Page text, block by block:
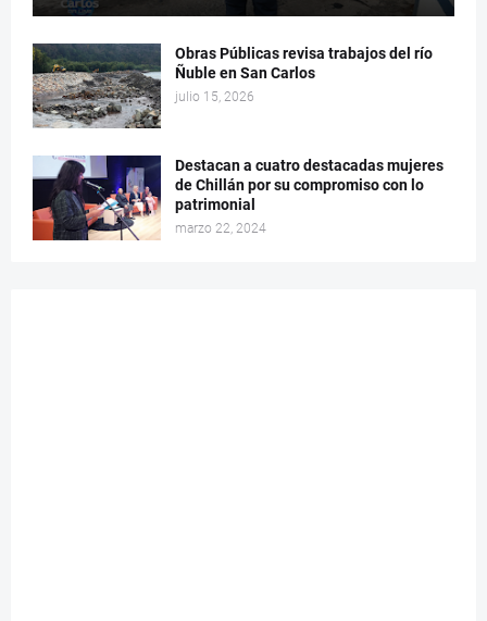
Obras Públicas revisa trabajos del río
Ñuble en San Carlos
julio 15, 2026
Destacan a cuatro destacadas mujeres
de Chillán por su compromiso con lo
patrimonial
marzo 22, 2024